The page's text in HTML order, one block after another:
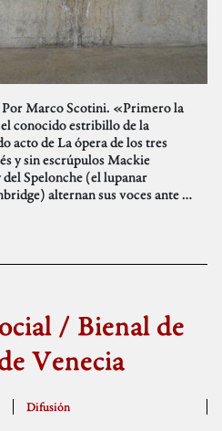
Marco Scotini. «Primero la
conocido estribillo de la
acto de La ópera de los tres
y sin escrúpulos Mackie
Spelonche (el lupanar
alternan sus voces ante …
/ Bienal de
Venecia
Difusión